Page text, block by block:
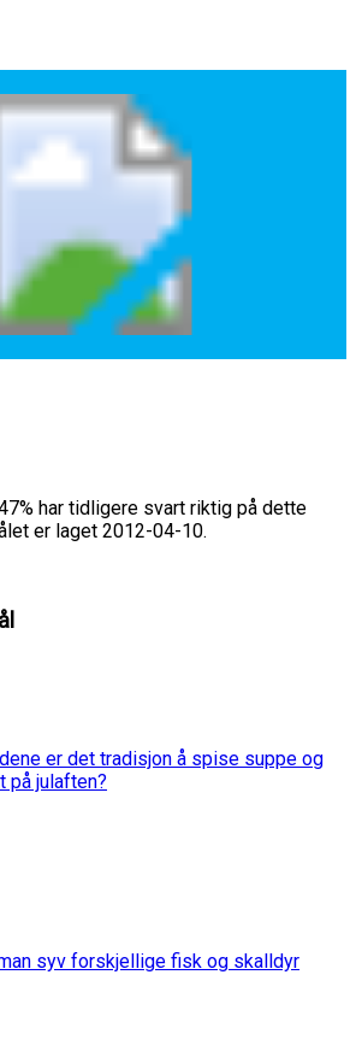
har tidligere svart riktig på dette
er laget 2012-04-10.
er det tradisjon å spise suppe og
på julaften?
syv forskjellige fisk og skalldyr